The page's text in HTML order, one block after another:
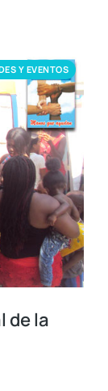
Y EVENTOS
de la